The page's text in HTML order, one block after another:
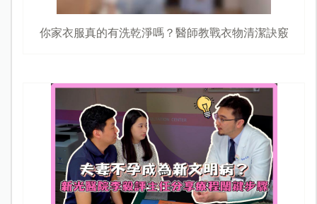
你家衣服真的有洗乾淨嗎？醫師教戰衣物清潔訣竅